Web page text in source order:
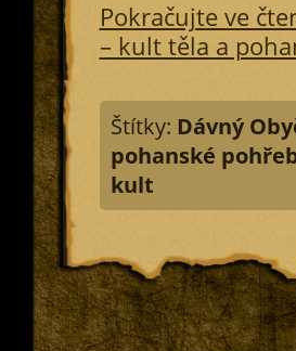
Pokračujte ve
– kult těla a
Štítky: Dávný
pohanské
kult